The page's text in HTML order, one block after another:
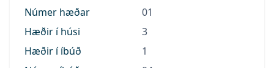
Númer hæðar
01
Hæðir í húsi
3
Hæðir í íbúð
1